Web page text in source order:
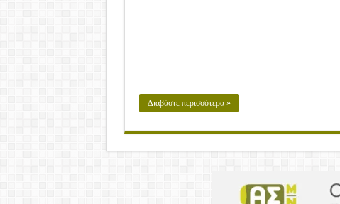
Διαβάστε περισσότερα »